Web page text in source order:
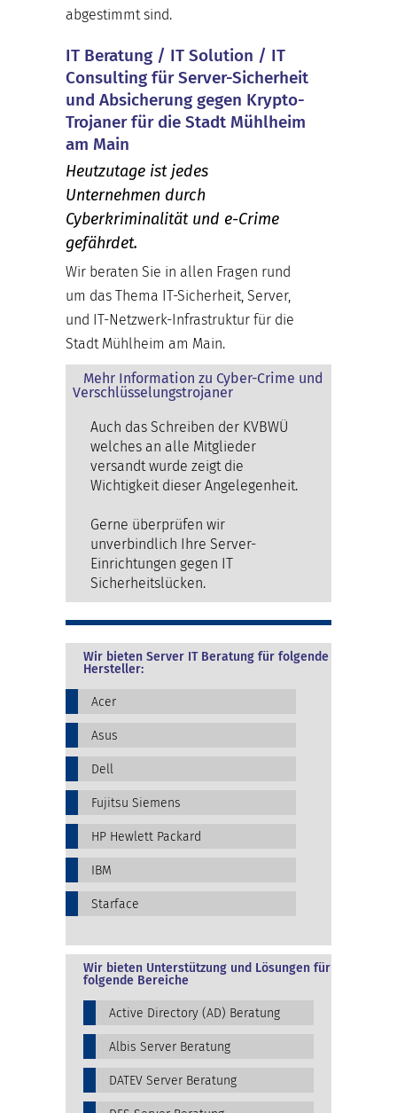
abgestimmt sind.
IT Beratung / IT Solution / IT
Consulting für Server-Sicherheit
und Absicherung gegen Krypto-
Trojaner für die Stadt Mühlheim
am Main
Heutzutage ist jedes
Unternehmen durch
Cyberkriminalität und e-Crime
gefährdet.
Wir beraten Sie in allen Fragen rund
um das Thema IT-Sicherheit, Server,
und IT-Netzwerk-Infrastruktur für die
Stadt Mühlheim am Main.
Mehr Information zu Cyber-Crime und
Verschlüsselungstrojaner
Auch das Schreiben der KVBWÜ
welches an alle Mitglieder
versandt wurde zeigt die
Wichtigkeit dieser Angelegenheit.
Gerne überprüfen wir
unverbindlich Ihre Server-
Einrichtungen gegen IT
Sicherheitslücken.
Wir bieten Server IT Beratung für folgende
Hersteller:
Acer
Asus
Dell
Fujitsu Siemens
HP Hewlett Packard
IBM
Starface
Wir bieten Unterstützung und Lösungen für
folgende Bereiche
Active Directory (AD) Beratung
Albis Server Beratung
DATEV Server Beratung